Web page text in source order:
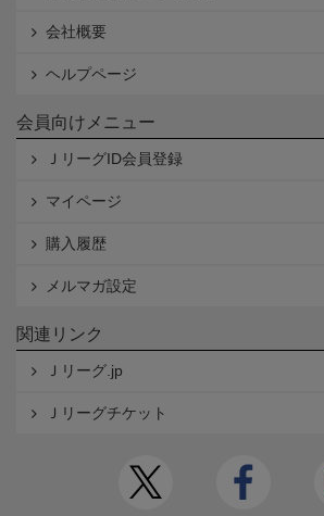
会社概要
ヘルプページ
会員向けメニュー
ＪリーグID会員登録
マイページ
購入履歴
メルマガ設定
関連リンク
Ｊリーグ.jp
Ｊリーグチケット